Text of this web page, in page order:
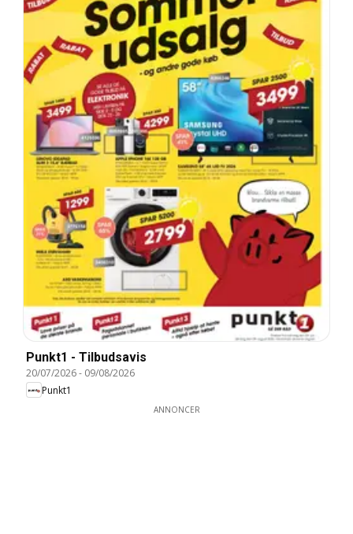
Punkt1 - Tilbudsavis
20/07/2026- 09/08/2026
Punkt1
ANNONCER